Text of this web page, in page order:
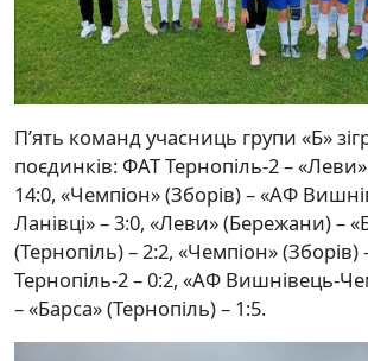
П’ять команд учасниць групи «Б»
поєдинків: ФАТ Тернопіль-2 –
14:0, «Чемпіон» (Зборів) – «АФ
Ланівці» – 3:0, «Леви» (Бережани) –
(Тернопіль) – 2:2, «Чемпіон» (Зборів)
Тернопіль-2 – 0:2, «АФ Вишнівець-
– «Барса» (Тернопіль) – 1:5.